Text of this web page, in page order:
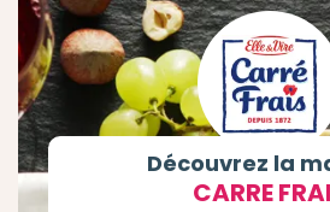
Découvrez la
CARRE